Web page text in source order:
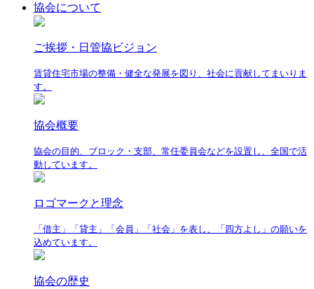
協会について
ご挨拶・日管協ビジョン
賃貸住宅市場の整備・健全な発展を図り、社会に貢献してまいりま
す。
協会概要
協会の目的、ブロック・支部、常任委員会などを設置し、全国で活
動しています。
ロゴマークと理念
「借主」「貸主」「会員」「社会」を表し、「四方よし」の願いを
込めています。
協会の歴史